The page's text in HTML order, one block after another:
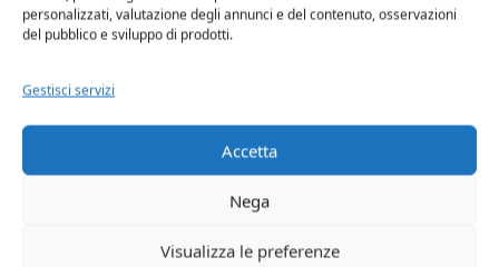
personalizzati, valutazione degli annunci e del contenuto, osservazioni
del pubblico e sviluppo di prodotti.
Gestisci servizi
Accetta
Nega
Visualizza le preferenze
GHD Gold Professional Styler
GHD Helios
Asciugacapelli Imetec